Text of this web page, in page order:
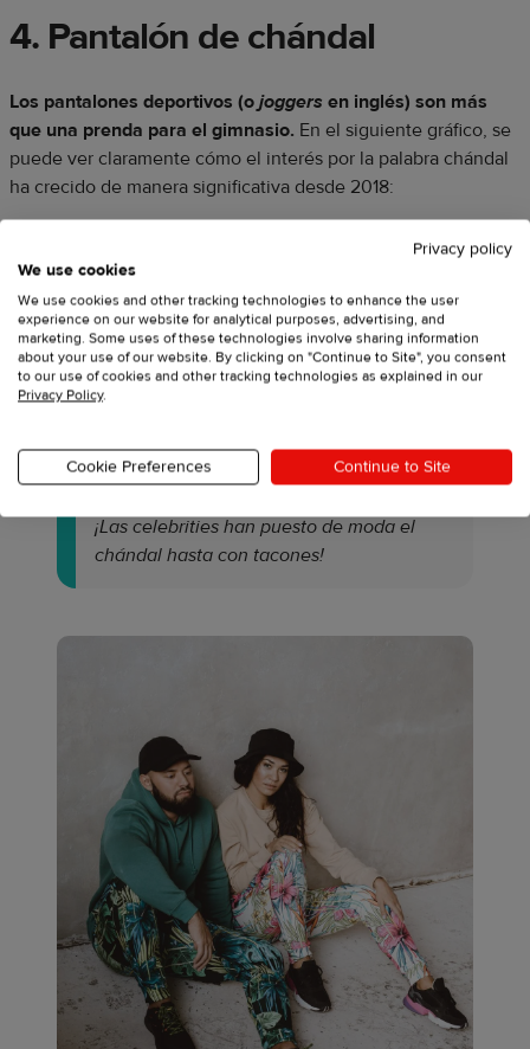
4. Pantalón de chándal
Los pantalones deportivos (o joggers en inglés) son más
que una prenda para el gimnasio. En el siguiente gráfico, se
puede ver claramente cómo el interés por la palabra chándal
ha crecido de manera significativa desde 2018:
Los joggers son el pantalón ideal para ir a dar un paseo, para
ir cómodo a la oficina o incluso para salir de fiesta. ¡Todo
¡Las celebrities han puesto de moda el
chándal hasta con tacones!
Privacy policy
We use cookies
We use cookies and other tracking technologies to enhance the user
experience on our website for analytical purposes, advertising, and
marketing. Some uses of these technologies involve sharing information
about your use of our website. By clicking on "Continue to Site", you consent
to our use of cookies and other tracking technologies as explained in our
Privacy Policy.
Cookie Preferences Continue to Site